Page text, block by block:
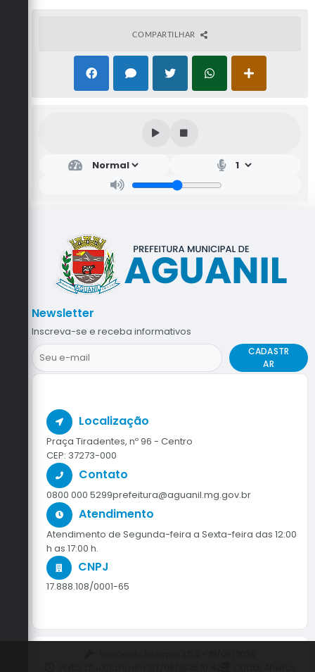
COMPARTILHAR
Localização
Praça Tiradentes, nº 96 - Centro
CEP: 37273-000
Contato
0800 000 5299prefeitura@aguanil.mg.gov.br
Atendimento
Atendimento de Segunda-feira a Sexta-feira das 12:00
h as 17:00 h.
CNPJ
17.888.108/0001-65
Newsletter
Inscreva-se e receba informativos
CADASTR
AR